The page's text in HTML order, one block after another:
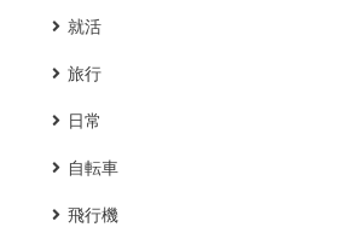
就活
旅行
日常
自転車
飛行機